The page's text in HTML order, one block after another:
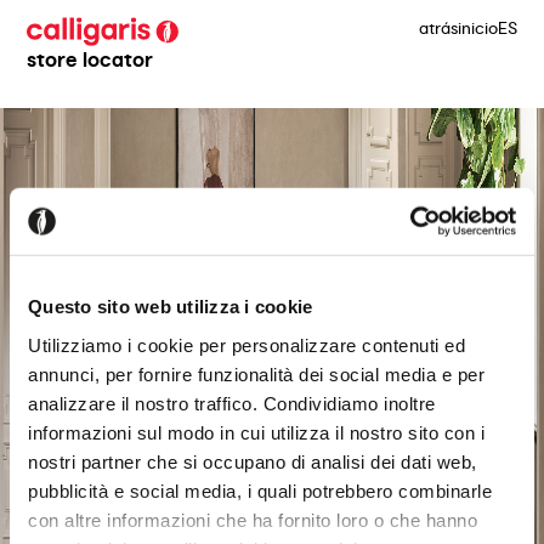
Questo sito web utilizza i cookie
Utilizziamo i cookie per personalizzare contenuti ed
annunci, per fornire funzionalità dei social media e per
analizzare il nostro traffico. Condividiamo inoltre
informazioni sul modo in cui utilizza il nostro sito con i
nostri partner che si occupano di analisi dei dati web,
pubblicità e social media, i quali potrebbero combinarle
con altre informazioni che ha fornito loro o che hanno
store locator
atrásinicioES